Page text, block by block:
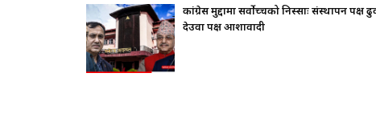
कांग्रेस मुद्दामा सर्वोच्चको निस्साः संस्थापन पक्ष ढुक्क,
देउवा पक्ष आशावादी